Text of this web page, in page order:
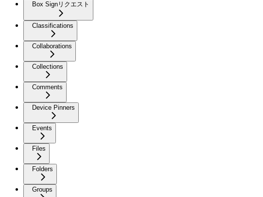
Box Signリクエスト
Classifications
Collaborations
Collections
Comments
Device Pinners
Events
Files
Folders
Groups